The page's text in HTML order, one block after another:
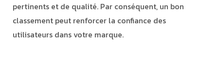
pertinents et de qualité. Par conséquent, un bon
classement peut renforcer la confiance des
utilisateurs dans votre marque.